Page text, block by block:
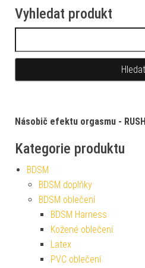
Vyhledat produkt
Násobič efektu orgasmu - RUSH
Kategorie produktu
BDSM
BDSM doplňky
BDSM oblečení
BDSM Harness
Kožené oblečení
Latex
PVC oblečení